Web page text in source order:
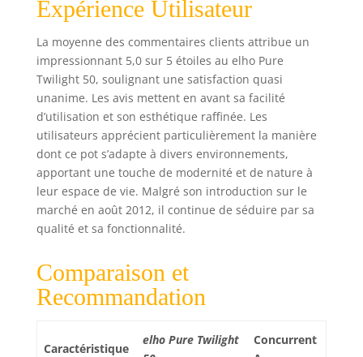
Expérience Utilisateur
La moyenne des commentaires clients attribue un
impressionnant 5,0 sur 5 étoiles au elho Pure
Twilight 50, soulignant une satisfaction quasi
unanime. Les avis mettent en avant sa facilité
d’utilisation et son esthétique raffinée. Les
utilisateurs apprécient particulièrement la manière
dont ce pot s’adapte à divers environnements,
apportant une touche de modernité et de nature à
leur espace de vie. Malgré son introduction sur le
marché en août 2012, il continue de séduire par sa
qualité et sa fonctionnalité.
Comparaison et
Recommandation
Caractéristique
elho Pure Twilight
Concurrent